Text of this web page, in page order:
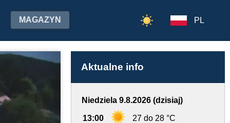
MAGAZYN PL
Aktualne info
Niedziela 9.8.2026 (dzisiaj)
13:00 27 do 28 °C